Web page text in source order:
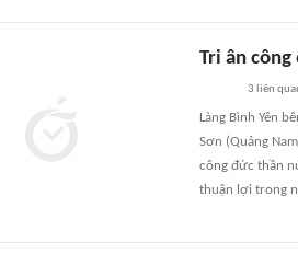
Tri ân
3 liên
Làng Bình Yên
Sơn (Quảng
công đức thần
thuận lợi trong